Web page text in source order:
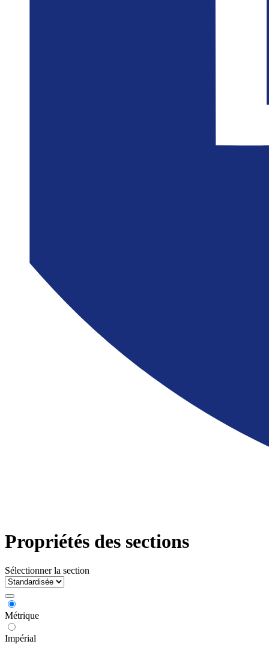
Propriétés des sections
Sélectionner la section
Métrique
Impérial